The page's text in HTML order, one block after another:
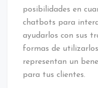
posibilidades en
chatbots para
ayudarlos con sus
formas de
representan un
para tus clientes.